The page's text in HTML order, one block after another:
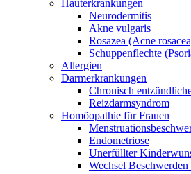
Hauterkrankungen
Neurodermitis
Akne vulgaris
Rosazea (Acne
Schuppenflechte
Allergien
Darmerkrankungen
Chronisch
Reizdarmsyndrom
Homöopathie für Frauen
Endometriose
Unerfüllter
Wechsel